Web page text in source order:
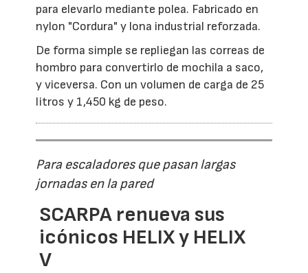
para elevarlo mediante polea. Fabricado en
nylon "Cordura" y lona industrial reforzada.
De forma simple se repliegan las correas de
hombro para convertirlo de mochila a saco,
y viceversa. Con un volumen de carga de 25
litros y 1,450 kg de peso.
Para escaladores que pasan largas
jornadas en la pared
SCARPA renueva sus
icónicos HELIX y HELIX
V